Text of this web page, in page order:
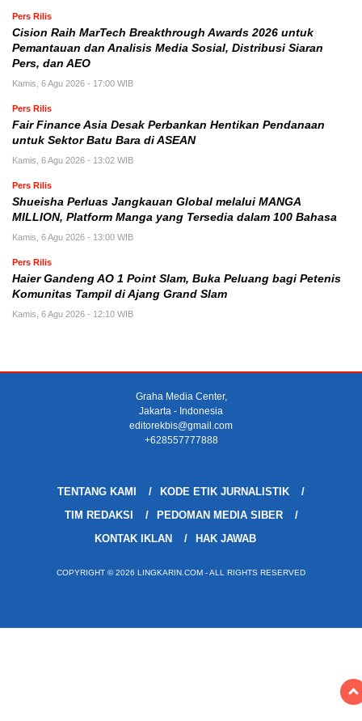
Pers Rilis
Cision Raih MarTech Breakthrough Awards 2026 untuk
Pemantauan dan Analisis Media Sosial, Distribusi Siaran
Pers, dan AEO
Kamis, 6 Agu 2026 - 17:00 WIB
Pers Rilis
Fair Finance Asia Desak Perbankan Hentikan Pendanaan
untuk Sektor Batu Bara di ASEAN
Kamis, 6 Agu 2026 - 13:02 WIB
Pers Rilis
Shueisha Perluas Jangkauan Global melalui MANGA
MILLION, Platform Manga yang Tersedia dalam 100 Bahasa
Kamis, 6 Agu 2026 - 13:00 WIB
Pers Rilis
Haier Gandeng AO 1 Point Slam, Buka Peluang bagi Petenis
Komunitas Tampil di Ajang Grand Slam
Kamis, 6 Agu 2026 - 12:10 WIB
Graha Media Center,
Jakarta - Indonesia
editorekbis@gmail.com
+628557777888
TENTANG KAMI
KODE ETIK JURNALISTIK
TIM REDAKSI
PEDOMAN MEDIA SIBER
KONTAK IKLAN
HAK JAWAB
COPYRIGHT © 2026 LINGKARIN.COM - ALL RIGHTS RESERVED